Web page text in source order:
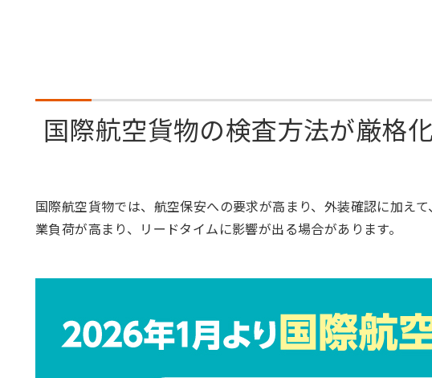
国際航空貨物の検査方法が厳格
国際航空貨物では、航空保安への要求が高まり、外装確認に加え
業負荷が高まり、リードタイムに影響が出る場合があります。